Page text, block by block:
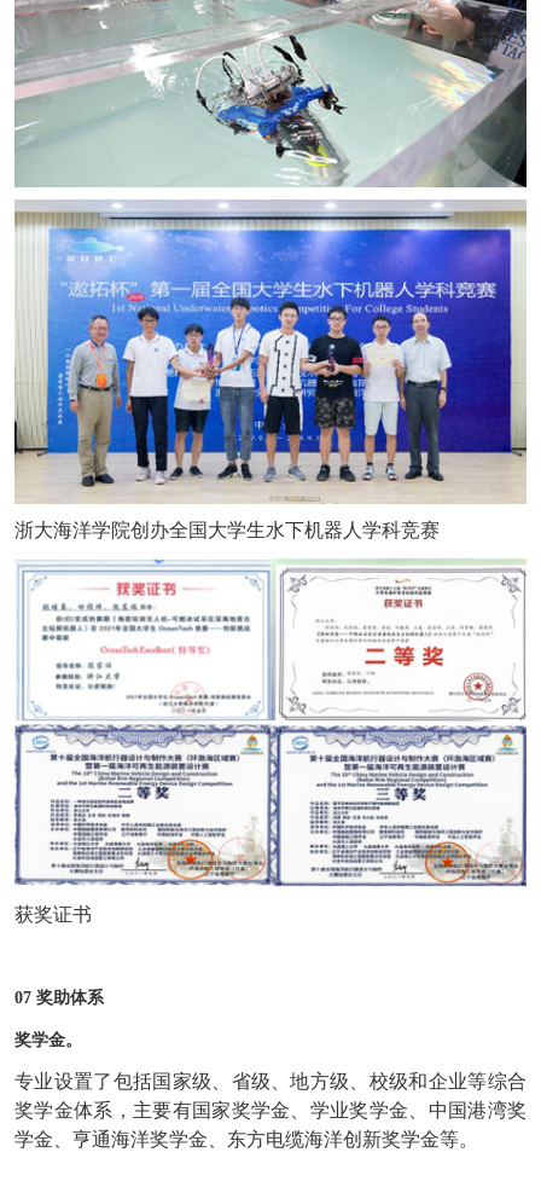
浙大海洋学院创办全国大学生水下机器人学科竞赛
获奖证书
07 奖助体系
奖学金。
专业设置了包括国家级、省级、地方级、校级和企业等综合
奖学金体系，主要有国家奖学金、学业奖学金、中国港湾奖
学金、亨通海洋奖学金、东方电缆海洋创新奖学金等。